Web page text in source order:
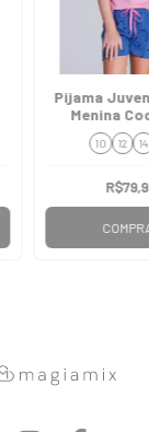
Pijama
Menina
10 12 14